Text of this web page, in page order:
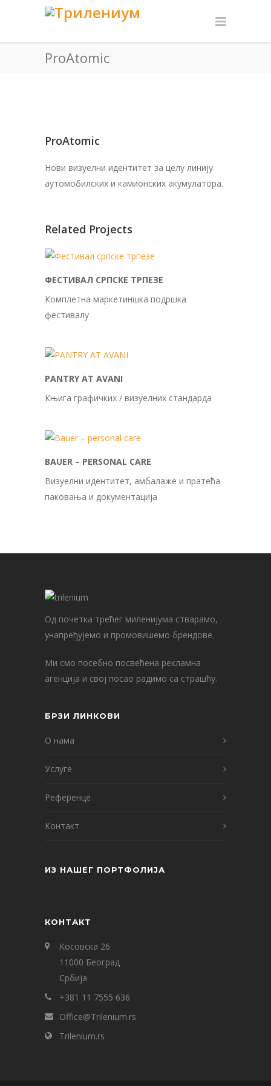
ProAtomic
ProAtomic
Нови визуелни идентитет за целу линију
аутомобилских и камионских акумулатора.
Related Projects
ФЕСТИВАЛ СРПСКЕ ТРПЕЗЕ
Комплетна маркетиншка подршка
фестивалу
PANTRY AT AVANI
Књига графичких / визуелних стандарда
BAUER – PERSONAL CARE
Визуелни идентитет, амбалаже и пратећа
паковања и документација
Од почетка трећег миленијума стварамо,
унапређујемо и промовишемо брендове.
Ми смо посебно посвећена рекламна
агенција и свој посао радимо са страшћу.
БРЗИ ЛИНКОВИ
О нама
Услуге
Референце
Контакт
ИЗ НАШЕГ ПОРТФОЛИЈА
КОНТАКТ
Косовска 26
11000 Београд
Србија
+381 11 7555 636
Office@Trilenium.rs
Trilenium.rs